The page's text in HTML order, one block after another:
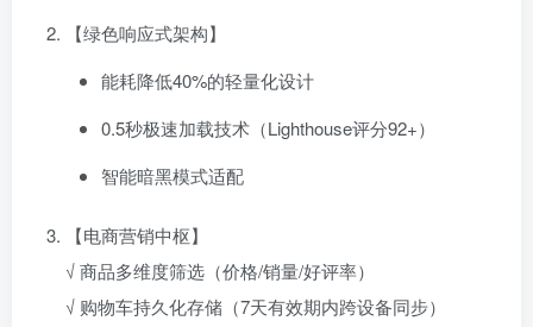
【绿色响应式架构】
能耗降低40%的轻量化设计
0.5秒极速加载技术（Lighthouse评分92+）
智能暗黑模式适配
【电商营销中枢】
√ 商品多维度筛选（价格/销量/好评率）
√ 购物车持久化存储（7天有效期内跨设备同步）